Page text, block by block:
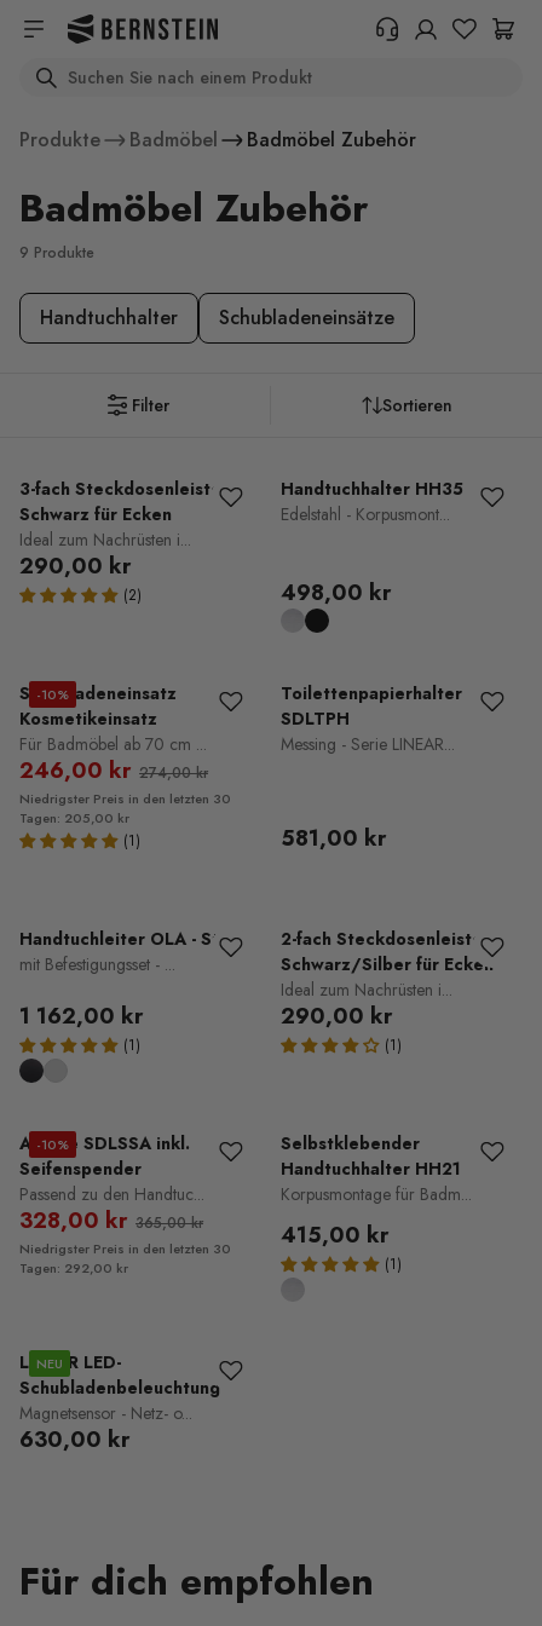
Skip to main content
+49 614 55 98 830
Rückgabebedingungen,
Bitte füllen Sie das Formular aus.
Search
Produkte Badmöbel Badmöbel Zubehör
Badmöbel Zubehör
9 Produkte
Handtuchhalter Schubladeneinsätze
Filter Sortieren
3-fach Steckdosenleiste in
Schwarz für Ecken
Ideal zum Nachrüsten i...
290,00 kr
Handtuchhalter HH35
Edelstahl - Korpusmont...
498,00 kr
-10%
Schubladeneinsatz
Kosmetikeinsatz
Für Badmöbel ab 70 cm ...
246,00 kr 274,00 kr
Niedrigster Preis in den letzten 30
Tagen: 205,00 kr
Toilettenpapierhalter
SDLTPH
Messing - Serie LINEAR...
581,00 kr
Handtuchleiter OLA - Stahl
mit Befestigungsset - ...
1 162,00 kr
2-fach Steckdosenleiste in
Schwarz/Silber für Ecken
Ideal zum Nachrüsten i...
290,00 kr
-10%
Ablage SDLSSA inkl.
Seifenspender
Passend zu den Handtuc...
328,00 kr 365,00 kr
Niedrigster Preis in den letzten 30
Tagen: 292,00 kr
Selbstklebender
Handtuchhalter HH21
Korpusmontage für Badm...
415,00 kr
NEU
LUMAR LED-
Schubladenbeleuchtung
Magnetsensor - Netz- o...
630,00 kr
Für dich empfohlen